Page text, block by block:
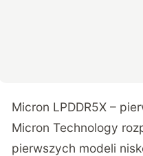
Micron LPDDR5X –
Micron Technology
pierwszych modeli